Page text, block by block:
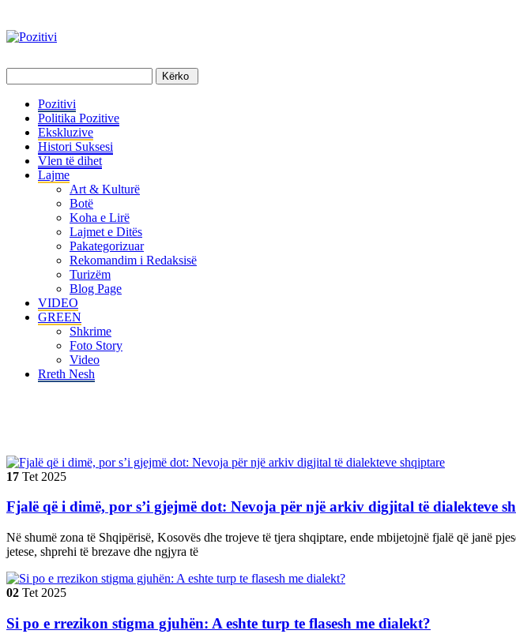
Pozitivi
Politika Pozitive
Ekskluzive
Histori Suksesi
Vlen të dihet
Lajme
Art & Kulturë
Botë
Koha e Lirë
Lajmet e Ditës
Pakategorizuar
Rekomandim i Redaksisë
Turizëm
Blog Page
VIDEO
GREEN
Shkrime
Foto Story
Video
Rreth Nesh
17 Tet 2025
Fjalë që i dimë, por s’i gjejmë dot: Nevoja për një arkiv digjital të dialekteve
Në shumë zona të Shqipërisë, Kosovës dhe trojeve të tjera shqiptare, ende mbijetojnë fjalë që janë
jetese, shprehi të brezave dhe ngjyra të
02 Tet 2025
Si po e rrezikon stigma gjuhën: A eshte turp te flasesh me dialekt?